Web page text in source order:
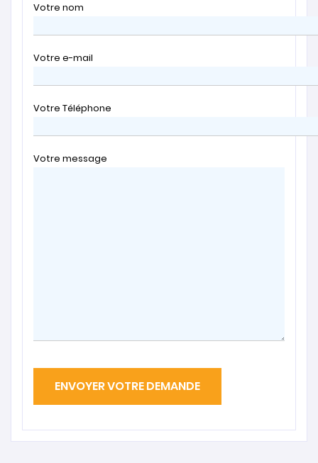
Votre nom
Votre e-mail
Votre Téléphone
Votre message